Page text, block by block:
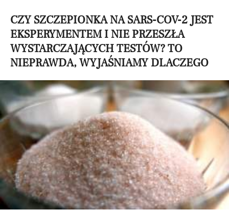
CZY SZCZEPIONKA NA SARS-COV-2 JEST
EKSPERYMENTEM I NIE PRZESZŁA
WYSTARCZAJĄCYCH TESTÓW? TO
NIEPRAWDA, WYJAŚNIAMY DLACZEGO